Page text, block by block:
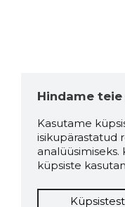
Hindame
Kasutame
isikupärastatud
küpsiste
Küpsistest